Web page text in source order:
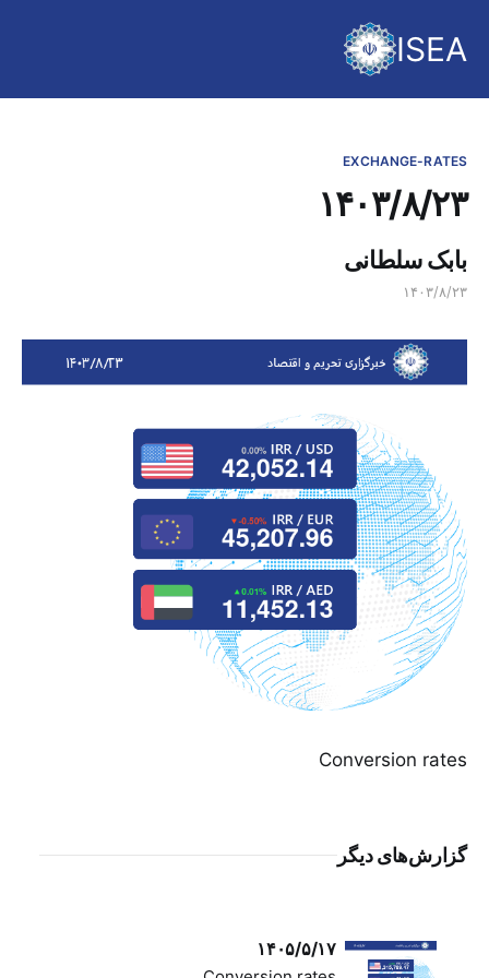
ISEA
EXCHANGE-RATES
۱۴۰۳/۸/۲۳
بابک سلطانی
۱۴۰۳/۸/۲۳
Conversion rates
گزارش‌های دیگر
۱۴۰۵/۵/۱۷